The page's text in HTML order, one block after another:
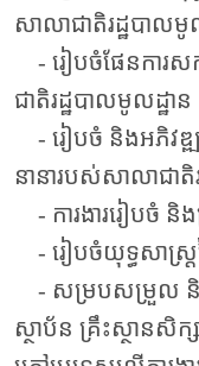
សាលាជាតិរដ្ឋបាលមូ
- រៀបចំផែនការសក
ជាតិរដ្ឋបាលមូលដ្ឋាន
- ​​រៀបចំ និងអភិវឌ្ឍ​​
នានា​របស់សាលាជាតិ
- ​ការងាររៀបចំ និ
- រៀបចំយុទ្ធសាស្រ្
- សម្របសម្រួល និ
ស្ថាប័ន គ្រឹះស្ថានសិក្